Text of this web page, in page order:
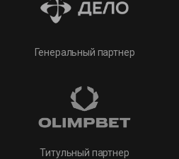
Генеральный партнер
Титульный партнер